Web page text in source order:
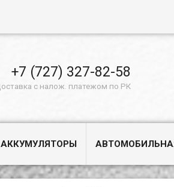
+7 (727) 327-82-58
с налож. платежом по РК
АККУМУЛЯТОРЫ